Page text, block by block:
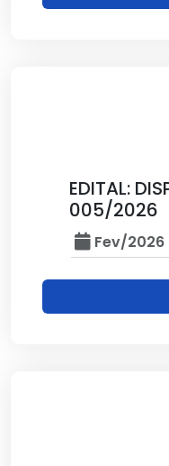
EDITAL:
005/2026
Fev/2026